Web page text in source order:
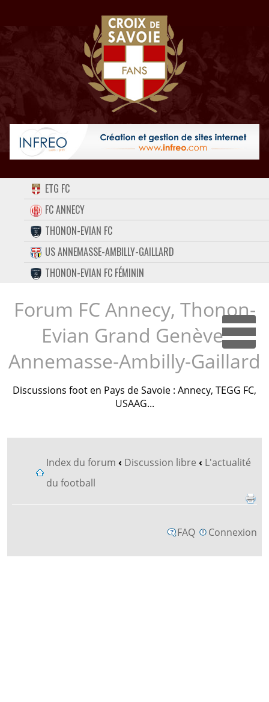
ACCUEIL
FORUM
CONTACT
FACEBOOK
TWITTER
INSTAGRAM
ETG FC
FC ANNECY
THONON-EVIAN FC
US ANNEMASSE-AMBILLY-GAILLARD
THONON-EVIAN FC FÉMININ
Forum FC Annecy, Thonon-
Evian Grand Genève,
Annemasse-Ambilly-Gaillard
Discussions foot en Pays de Savoie : Annecy, TEGG FC,
USAAG...
Index du forum ‹ Discussion libre ‹ L'actualité
du football
FAQ Connexion